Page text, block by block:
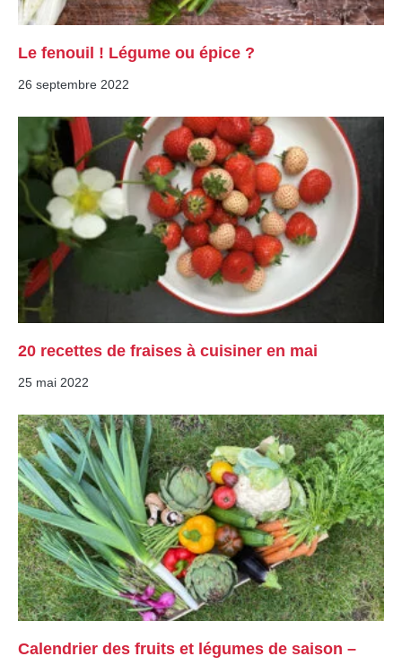
Le fenouil ! Légume ou épice ?
26 septembre 2022
20 recettes de fraises à cuisiner en mai
25 mai 2022
Calendrier des fruits et légumes de saison –